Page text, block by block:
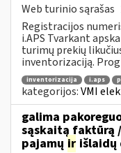
Web turinio sąrašas
Registracijos
i.APS Tvarkant
turimų prekių
inventorizaciją.
inventorizacija i.aps
kategorijos:VMI
galima
sąskaitą faktūrą
pajamų ir išlaidų